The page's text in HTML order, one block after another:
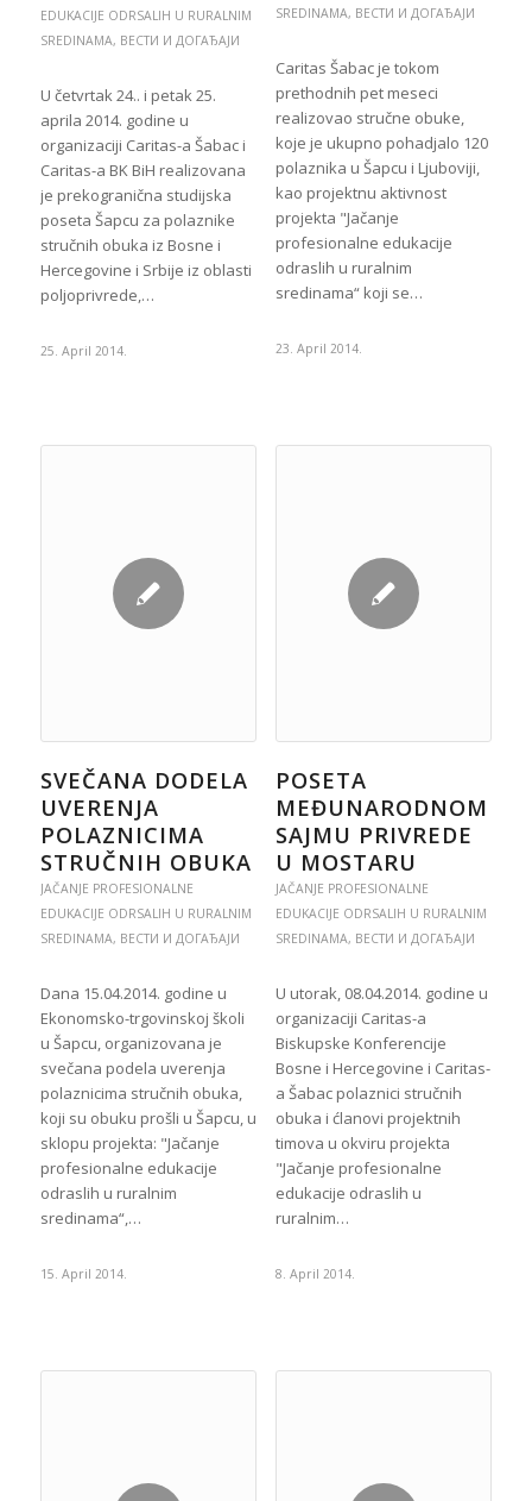
EDUKACIJE ODRSALIH U RURALNIM
SREDINAMA, ВЕСТИ И ДОГАЂАЈИ
U četvrtak 24.. i petak 25.
aprila 2014. godine u
organizaciji Caritas-a Šabac i
Caritas-a BK BiH realizovana
je prekogranična studijska
poseta Šapcu za polaznike
stručnih obuka iz Bosne i
Hercegovine i Srbije iz oblasti
poljoprivrede,…
25. April 2014.
SREDINAMA, ВЕСТИ И ДОГАЂАЈИ
Caritas Šabac je tokom
prethodnih pet meseci
realizovao stručne obuke,
koje je ukupno pohadjalo 120
polaznika u Šapcu i Ljuboviji,
kao projektnu aktivnost
projekta "Jačanje
profesionalne edukacije
odraslih u ruralnim
sredinama“ koji se…
23. April 2014.
SVEČANA DODELA
UVERENJA
POLAZNICIMA
STRUČNIH OBUKA
JAČANJE PROFESIONALNE
EDUKACIJE ODRSALIH U RURALNIM
SREDINAMA, ВЕСТИ И ДОГАЂАЈИ
Dana 15.04.2014. godine u
Ekonomsko-trgovinskoj školi
u Šapcu, organizovana je
svečana podela uverenja
polaznicima stručnih obuka,
koji su obuku prošli u Šapcu, u
sklopu projekta: "Jačanje
profesionalne edukacije
odraslih u ruralnim
sredinama“,…
15. April 2014.
POSETA
MEĐUNARODNOM
SAJMU PRIVREDE
U MOSTARU
JAČANJE PROFESIONALNE
EDUKACIJE ODRSALIH U RURALNIM
SREDINAMA, ВЕСТИ И ДОГАЂАЈИ
U utorak, 08.04.2014. godine u
organizaciji Caritas-a
Biskupske Konferencije
Bosne i Hercegovine i Caritas-
a Šabac polaznici stručnih
obuka i ćlanovi projektnih
timova u okviru projekta
"Jačanje profesionalne
edukacije odraslih u
ruralnim…
8. April 2014.